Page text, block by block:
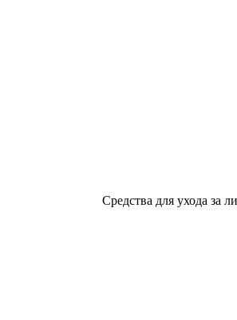
Средства для ухода за